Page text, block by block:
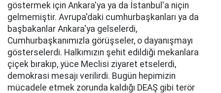
göstermek için Ankara'ya ya da İstanbul'a niçin
gelmemiştir. Avrupa'daki cumhurbaşkanları ya da
başbakanlar Ankara'ya gelselerdi,
Cumhurbaşkanımızla görüşseler, o dayanışmayı
gösterselerdi. Halkımızın şehit edildiği mekanlara
çiçek bırakıp, yüce Meclisi ziyaret etselerdi,
demokrasi mesajı verilirdi. Bugün hepimizin
mücadele etmek zorunda kaldığı DEAŞ gibi terör